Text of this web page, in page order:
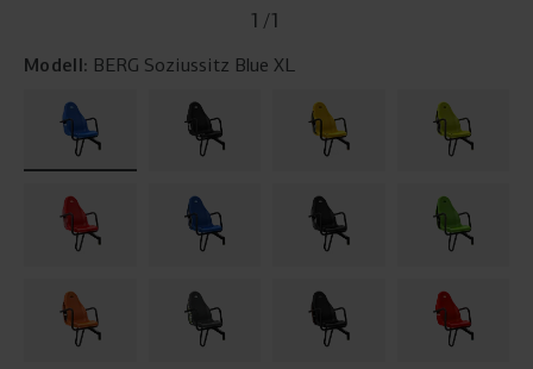
1 /1
Modell: BERG Soziussitz Blue XL